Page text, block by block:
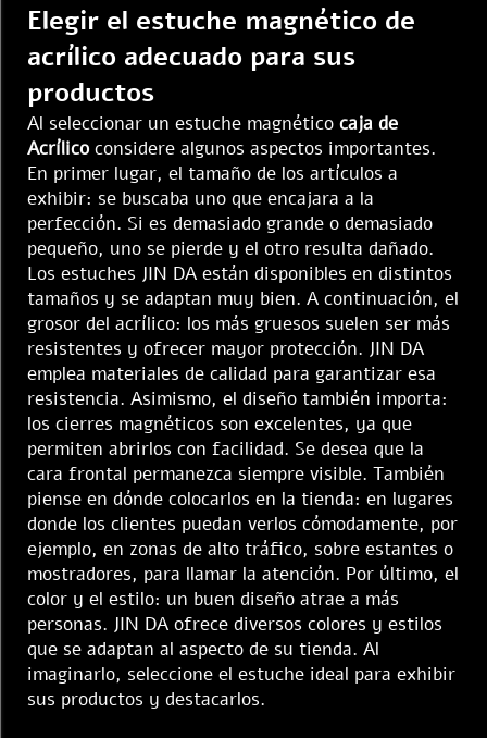
Elegir el estuche magnético de
acrílico adecuado para sus
productos
Al seleccionar un estuche magnético caja de
Acrílico considere algunos aspectos importantes.
En primer lugar, el tamaño de los artículos a
exhibir: se buscaba uno que encajara a la
perfección. Si es demasiado grande o demasiado
pequeño, uno se pierde y el otro resulta dañado.
Los estuches JIN DA están disponibles en distintos
tamaños y se adaptan muy bien. A continuación, el
grosor del acrílico: los más gruesos suelen ser más
resistentes y ofrecer mayor protección. JIN DA
emplea materiales de calidad para garantizar esa
resistencia. Asimismo, el diseño también importa:
los cierres magnéticos son excelentes, ya que
permiten abrirlos con facilidad. Se desea que la
cara frontal permanezca siempre visible. También
piense en dónde colocarlos en la tienda: en lugares
donde los clientes puedan verlos cómodamente, por
ejemplo, en zonas de alto tráfico, sobre estantes o
mostradores, para llamar la atención. Por último, el
color y el estilo: un buen diseño atrae a más
personas. JIN DA ofrece diversos colores y estilos
que se adaptan al aspecto de su tienda. Al
imaginarlo, seleccione el estuche ideal para exhibir
sus productos y destacarlos.